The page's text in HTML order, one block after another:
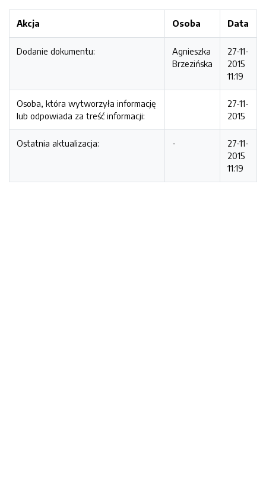
Akcja Osoba Data
Dodanie dokumentu:
Agnieszka
Brzezińska
27-11-
2015
11:19
Osoba, która wytworzyła informację
lub odpowiada za treść informacji:
27-11-
2015
Ostatnia aktualizacja: -
27-11-
2015
11:19